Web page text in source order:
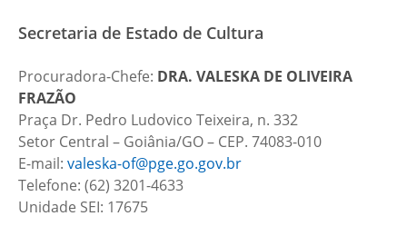
Secretaria de Estado de Cultura
Procuradora-Chefe: DRA. VALESKA DE OLIVEIRA
FRAZÃO
Praça Dr. Pedro Ludovico Teixeira, n. 332
Setor Central – Goiânia/GO – CEP. 74083-010
E-mail: valeska-of@pge.go.gov.br
Telefone: (62) 3201-4633
Unidade SEI: 17675